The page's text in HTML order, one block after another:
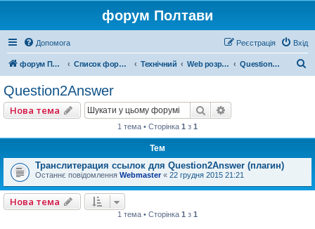
форум Полтави
Допомога Вхід
Реєстрація
форум Полтави Список форумів Технічний Web розробка Question2Answer
Question2Answer
Нова тема Пошук
1 тема • Сторінка 1 з 1
Тем
Транслитерация ссылок для Question2Answer (плагин)
Останнє повідомлення Webmaster« 22 грудня 2015 21:21
Нова тема
1 тема • Сторінка 1 з 1